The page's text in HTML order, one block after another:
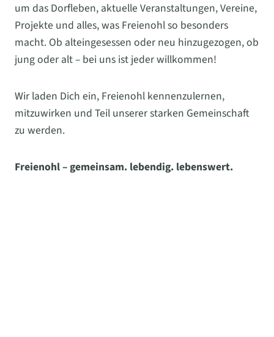
um das Dorfleben, aktuelle Veranstaltungen, Vereine,
Projekte und alles, was Freienohl so besonders
macht. Ob alteingesessen oder neu hinzugezogen, ob
jung oder alt – bei uns ist jeder willkommen!
Wir laden Dich ein, Freienohl kennenzulernen,
mitzuwirken und Teil unserer starken Gemeinschaft
zu werden.
Freienohl – gemeinsam. lebendig. lebenswert.